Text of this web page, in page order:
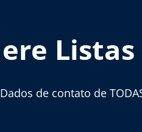
Dados de contato de